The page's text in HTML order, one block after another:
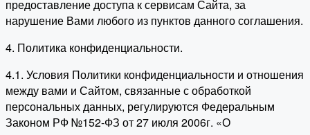
предоставление доступа к сервисам Сайта, за
нарушение Вами любого из пунктов данного соглашения.
4. Политика конфиденциальности.
4.1. Условия Политики конфиденциальности и отношения
между вами и Сайтом, связанные с обработкой
персональных данных, регулируются Федеральным
Законом РФ №152-ФЗ от 27 июля 2006г. «О